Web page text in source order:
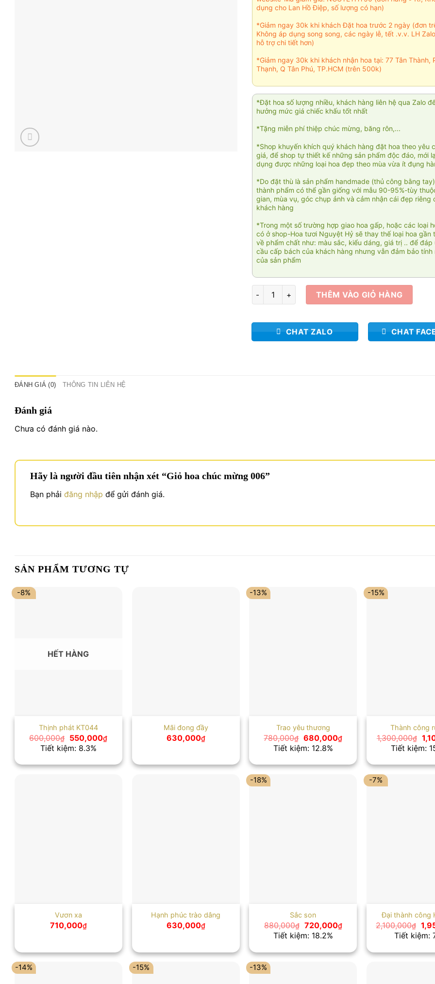
dụng cho Lan Hồ Điệp, số lượng có hạn)
*Giảm ngay 30k khi khách Đặt hoa trước 2 ngày (đơn
Không áp dụng song song, các ngày lễ, tết .v.v. LH
hỗ trợ chi tiết hơn)
*Giảm ngay 30k khi khách nhận hoa tại: 77 Tân Thành,
Thạnh, Q Tân Phú, TP.HCM (trên 500k)
*Đặt hoa số lượng nhiều, khách hàng liên hệ qua Zalo
hưởng mức giá chiếc khấu tốt nhất
*Tặng miễn phí thiệp chúc mừng, băng rôn,...
*Shop khuyến khích quý khách hàng đặt hoa theo yêu
giá, để shop tự thiết kế những sản phẩm độc đáo, mới
dụng được những loại hoa đẹp theo mùa vừa ít đụng
*Do đặt thù là sản phẩm handmade (thủ công bằng
thành phẩm có thể gần giống với mẫu 90-95%-tùy
gian, mùa vụ, góc chụp ảnh và cảm nhận cái đẹp riêng
khách hàng
*Trong một số trường hợp giao hoa gấp, hoặc các loại
có ở shop-Hoa tươi Nguyệt Hỷ sẽ thay thế loại hoa gần
về phẩm chất như: màu sắc, kiểu dáng, giá trị .. để đáp
cầu cấp bách của khách hàng nhưng vẫn đảm bảo tính
của sản phẩm
Giỏ hoa chúc mừng 006 số lượngTHÊM VÀO GIỎ HÀNG
CHAT ZALO CHAT
ĐÁNH GIÁ (0) THÔNG TIN LIÊN HỆ
Đánh giá
Chưa có đánh giá nào.
Hãy là người đầu tiên nhận xét “Giỏ hoa chúc mừng 006”
Bạn phải đăng nhập để gửi đánh giá.
SẢN PHẨM TƯƠNG TỰ
-8%
HẾT HÀNG
Thịnh phát KT044
600,000₫
Giá
gốc
là:
550,000₫Giá
550,000₫.
Tiết kiệm: 8.3%
Mãi đong đầy
630,000₫
-13%
Trao yêu thương
780,000₫ Giá
gốc
là:
680,000₫Giá
680,000₫.
Tiết kiệm: 12.8%
-15%
Thành công
1,300,000₫
Giá
gốc
là:
Tiết kiệm:
Vươn xa
710,000₫
Hạnh phúc trào dâng
630,000₫
-18%
Sắc son
880,000₫ Giá
gốc
là:
720,000₫Giá
hiện
720,000₫.
Tiết kiệm: 18.2%
-7%
Đại thành công
2,100,000₫ Giá
gốc
là:
Tiết kiệm:
-14% -15% -13%